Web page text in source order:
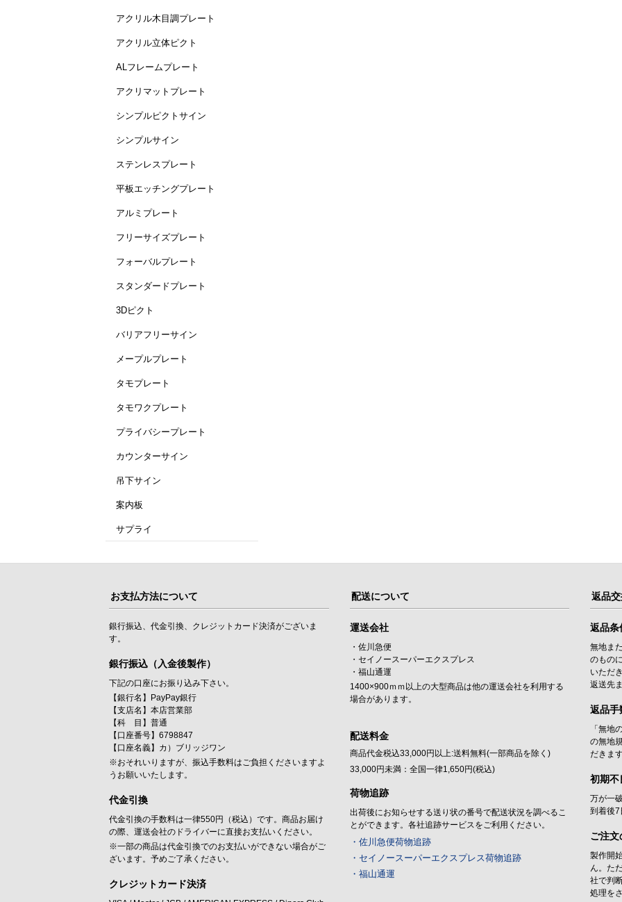
アクリル木目調プレート
アクリル立体ピクト
ALフレームプレート
アクリマットプレート
シンプルピクトサイン
シンプルサイン
ステンレスプレート
平板エッチングプレート
アルミプレート
フリーサイズプレート
フォーバルプレート
スタンダードプレート
3Dピクト
バリアフリーサイン
メープルプレート
タモプレート
タモワクプレート
プライバシープレート
カウンターサイン
吊下サイン
案内板
サプライ
お支払方法について
銀行振込、代金引換、クレジットカード決済がございま
す。
銀行振込（入金後製作）
下記の口座にお振り込み下さい。
【銀行名】PayPay銀行
【支店名】本店営業部
【科 目】普通
【口座番号】6798847
【口座名義】カ）ブリッジワン
※おそれいりますが、振込手数料はご負担くださいますよ
うお願いいたします。
代金引換
代金引換の手数料は一律550円（税込）です。商品お届け
の際、運送会社のドライバーに直接お支払いください。
※一部の商品は代金引換でのお支払いができない場合がご
ざいます。予めご了承ください。
クレジットカード決済
配送について
運送会社
・佐川急便
・セイノースーパーエクスプレス
・福山通運
1400×900ｍｍ以上の大型商品は他の運送会社を利用する
場合があります。
配送料金
商品代金税込33,000円以上:送料無料(一部商品を除く)
33,000円未満：全国一律1,650円(税込)
荷物追跡
出荷後にお知らせする送り状の番号で配送状況を調べるこ
とができます。各社追跡サービスをご利用ください。
・佐川急便荷物追跡
・セイノースーパーエクスプレス荷物追跡
・福山通運
返品
返品条
無地ま
のもの
いただ
返送先
返品手
「無地
の無地
だきま
初期不
万が一
到着後7
ご注
製作開
ん。た
社で判
処理を